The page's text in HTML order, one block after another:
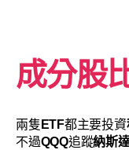
成分股
兩隻 ETF都主要投資
不過QQQ追蹤納斯